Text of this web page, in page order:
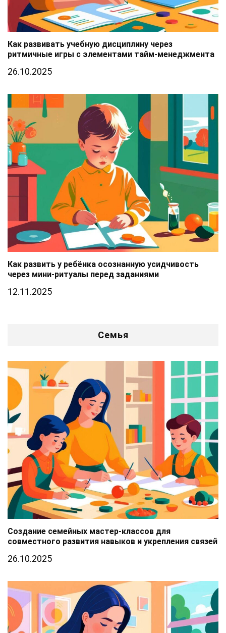
Как развивать учебную дисциплину через
ритмичные игры с элементами тайм-менеджмента
26.10.2025
Как развить у ребёнка осознанную усидчивость
через мини-ритуалы перед заданиями
12.11.2025
Семья
Создание семейных мастер-классов для
совместного развития навыков и укрепления связей
26.10.2025